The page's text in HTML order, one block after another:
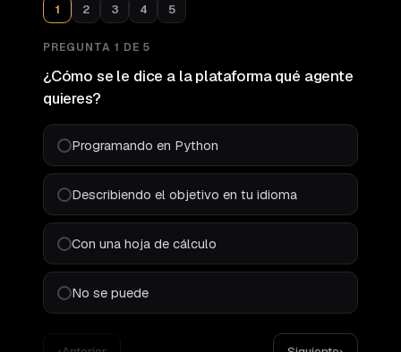
1 2 3 4 5
PREGUNTA 1 DE 5
¿Cómo se le dice a la plataforma qué agente
quieres?
Programando en Python
Describiendo el objetivo en tu idioma
Con una hoja de cálculo
No se puede